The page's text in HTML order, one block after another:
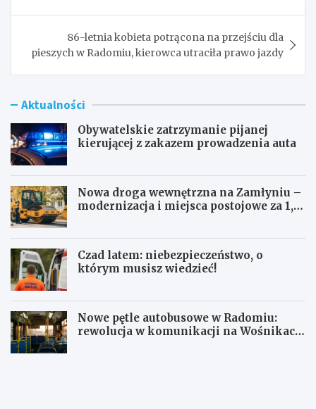
86-letnia kobieta potrącona na przejściu dla
pieszych w Radomiu, kierowca utraciła prawo jazdy
Aktualności
Obywatelskie zatrzymanie pijanej
kierującej z zakazem prowadzenia auta
Nowa droga wewnętrzna na Zamłyniu –
modernizacja i miejsca postojowe za 1,1
Czad latem: niebezpieczeństwo, o
którym musisz wiedzieć!
Nowe pętle autobusowe w Radomiu:
rewolucja w komunikacji na Wośnikach,
O
N